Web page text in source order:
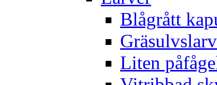
Blågrått
Liten